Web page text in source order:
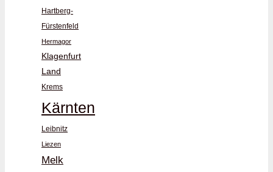
Hartberg-
Fürstenfeld
Hermagor
Klagenfurt
Land
Krems
Kärnten
Leibnitz
Liezen
Melk